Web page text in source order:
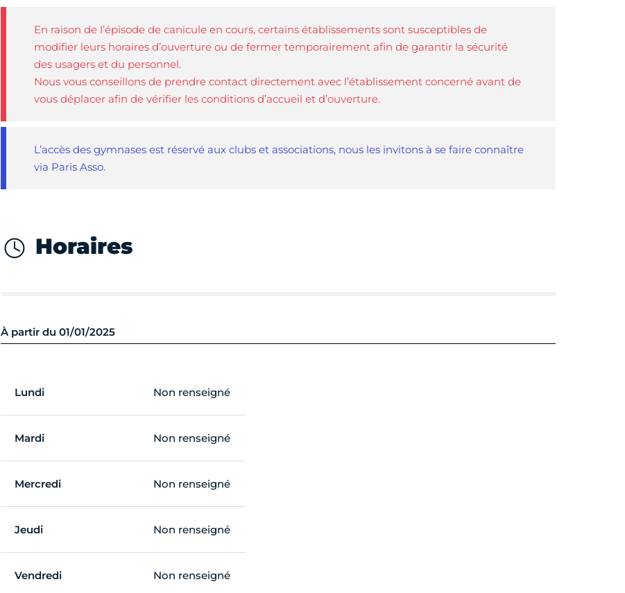
En raison de l’épisode de canicule en cours, certains établissements sont susceptibles de
modifier leurs horaires d’ouverture ou de fermer temporairement afin de garantir la sécurité
des usagers et du personnel.
Nous vous conseillons de prendre contact directement avec l’établissement concerné avant de
vous déplacer afin de vérifier les conditions d’accueil et d’ouverture.
L’accès des gymnases est réservé aux clubs et associations, nous les invitons à se faire connaître
via Paris Asso.
Horaires
À partir du 01/01/2025
Lundi Non renseigné
Mardi Non renseigné
Mercredi Non renseigné
Jeudi Non renseigné
Vendredi Non renseigné